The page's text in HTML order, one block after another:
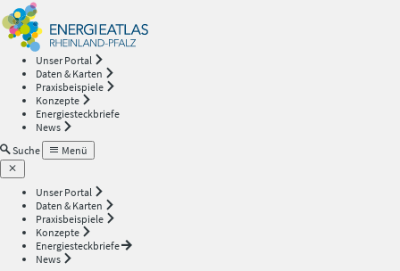
Unser Portal
Daten & Karten
Praxisbeispiele
Konzepte
Energiesteckbriefe
News
Suche
Menü
Unser Portal
Daten & Karten
Praxisbeispiele
Konzepte
Energiesteckbriefe
News